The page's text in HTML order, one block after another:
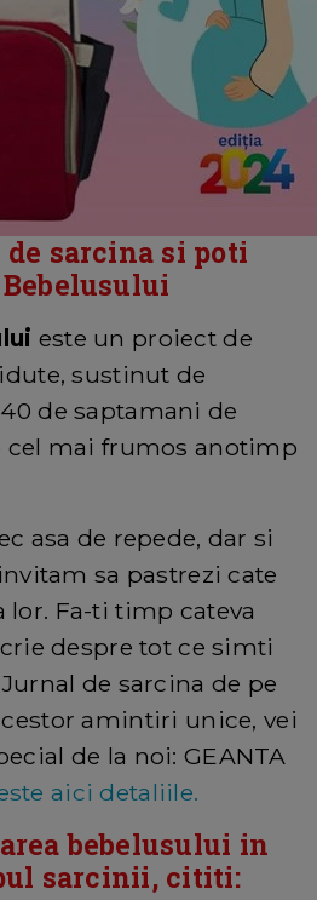
sarcina si poti
este un proiect de
sustinut de
de saptamani de
cel mai frumos anotimp
asa de repede, dar si
sa pastrezi cate
Fa-ti timp cateva
despre tot ce simti
de sarcina de pe
amintiri unice, vei
de la noi: GEANTA
aici detaliile.
bebelusului in
sarcinii, cititi: